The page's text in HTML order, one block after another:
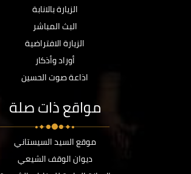
الزيارة بالانابة
البث المباشر
الزيارة الافتراضية
أوراد وأذكار
اذاعة صوت الحسين
مواقع ذات صلة
موقع السيد السيستاني
ديوان الوقف الشيعي